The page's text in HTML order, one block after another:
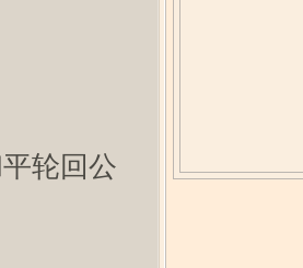
轮回公